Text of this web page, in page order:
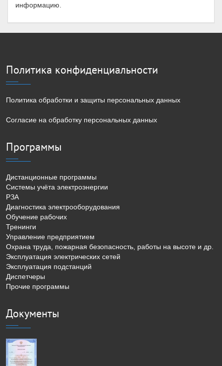
информацию.
Политика конфиденциальности
Политика обработки и защиты персональных данных
Согласие на обработку персональных данных
Программы
Дистанционные программы
Системы учёта электроэнергии
РЗА
Диагностика электрооборудования
Обучение рабочих
Тренинги
Управление предприятием
Охрана труда, пожарная безопасность, работы на высоте и др.
Эксплуатация электрических сетей
Эксплуатация подстанций
Диспетчеры
Прочие программы
Документы